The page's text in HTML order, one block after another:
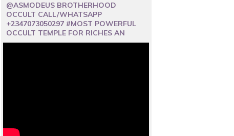
@ASMODEUS BROTHERHOOD
OCCULT CALL/WHATSAPP
+2347073050297 #MOST POWERFUL
OCCULT TEMPLE FOR RICHES AN